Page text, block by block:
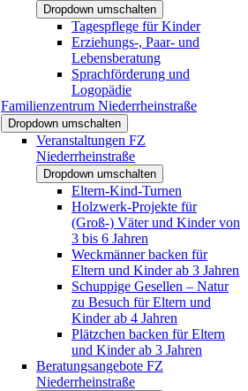
Dropdown umschalten
Tagespflege für Kinder
Erziehungs-, Paar- und
Lebensberatung
Sprachförderung und
Logopädie
Familienzentrum Niederrheinstraße
Dropdown umschalten
Veranstaltungen FZ
Niederrheinstraße
Dropdown umschalten
Eltern-Kind-Turnen
Holzwerk-Projekte für
(Groß-) Väter und Kinder von
3 bis 6 Jahren
Weckmänner backen für
Eltern und Kinder ab 3 Jahren
Schuppige Gesellen – Natur
zu Besuch für Eltern und
Kinder ab 4 Jahren
Plätzchen backen für Eltern
und Kinder ab 3 Jahren
Beratungsangebote FZ
Niederrheinstraße